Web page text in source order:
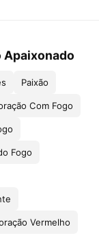
Apaixonado
Paixão
Com Fogo
Fogo
Vermelho